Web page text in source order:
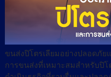
ขนส่งปิโตรเลียมอย่างปลอดภั
การขนส่งที่เหมาะสมสำหรับปิโ